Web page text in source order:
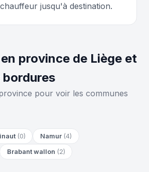
jusqu'à destination.
province de Liège et
bordures
pour voir les communes
(0) Namur (4)
Brabant wallon (2)